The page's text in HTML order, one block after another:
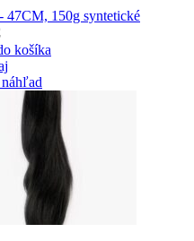
47CM, 150g syntetické
košíka